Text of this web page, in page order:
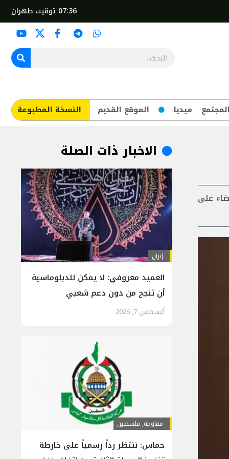
07:36 توقيت طهران
المجتمع ميديا الموقع القديم ​النسخة المطبوعة
على
الاخبار ذات الصلة
إيران
العميد معروفي: لا يمكن للدبلوماسية
أن تنجح من دون دعم شعبي
أغسطس 7, 2026
مقاومة, فلسطين
حماس: ننتظر رداً رسمياً على خارطة